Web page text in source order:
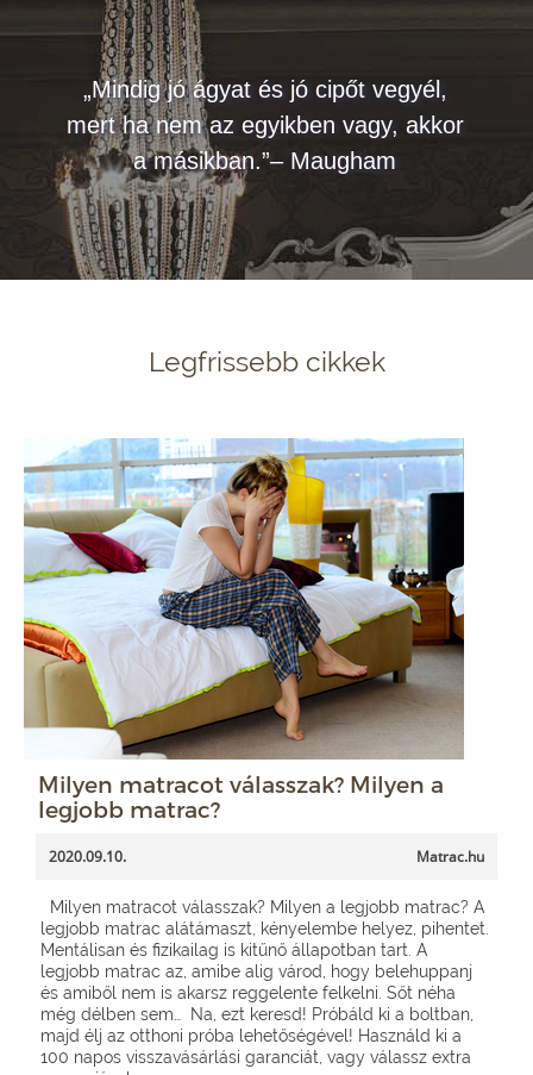
„Mindig jó ágyat és jó cipőt vegyél,
mert ha nem az egyikben vagy, akkor
a másikban.”– Maugham
Legfrissebb cikkek
Milyen matracot válasszak? Milyen a
legjobb matrac?
2020.09.10. Matrac.hu
Milyen matracot válasszak? Milyen a legjobb matrac? A
legjobb matrac alátámaszt, kényelembe helyez, pihentet.
Mentálisan és fizikailag is kitűnő állapotban tart. A
legjobb matrac az, amibe alig várod, hogy belehuppanj
és amiből nem is akarsz reggelente felkelni. Sőt néha
még délben sem… Na, ezt keresd! Próbáld ki a boltban,
majd élj az otthoni próba lehetőségével! Használd ki a
100 napos visszavásárlási garanciát, vagy válassz extra